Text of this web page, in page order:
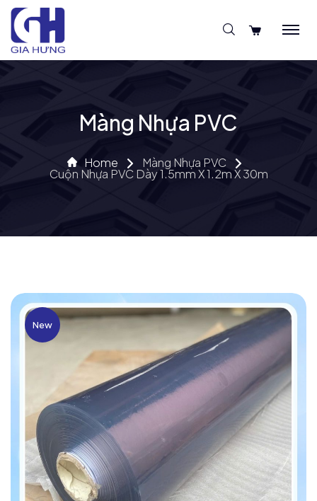
Màng Nhựa PVC
Home Màng Nhựa PVC
Cuộn Nhựa PVC Dày 1.5mm X 1.2m X 30m
New